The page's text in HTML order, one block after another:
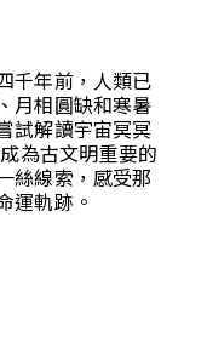
千年前，人類已
月相圓缺和寒暑
試解讀宇宙冥冥
為古文明重要的
絲線索，感受那
運軌跡。